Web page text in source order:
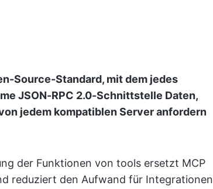
Source-Standard, mit dem jedes
JSON-RPC 2.0-Schnittstelle Daten,
jedem kompatiblen Server anfordern
der Funktionen von tools ersetzt MCP
reduziert den Aufwand für Integrationen